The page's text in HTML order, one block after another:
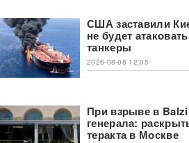
США заставили
не будет
танкеры
2026-08-08 12:05
При взрыве в
генерала:
теракта в Москве